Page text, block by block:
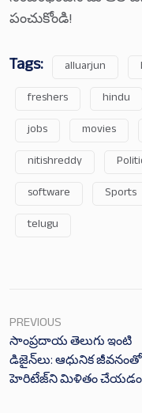
పంచుకోండి!
Tags: alluarjun
freshers
hindu
jobs
movies
nitishreddy
software
Sports
telugu
PREVIOUS
సాంప్రదాయ తెలుగు ఇంటి
డిజైన్‌లు: ఆధునిక జీవనంతో
హెరిటేజ్‌ని మిళితం చేయడం